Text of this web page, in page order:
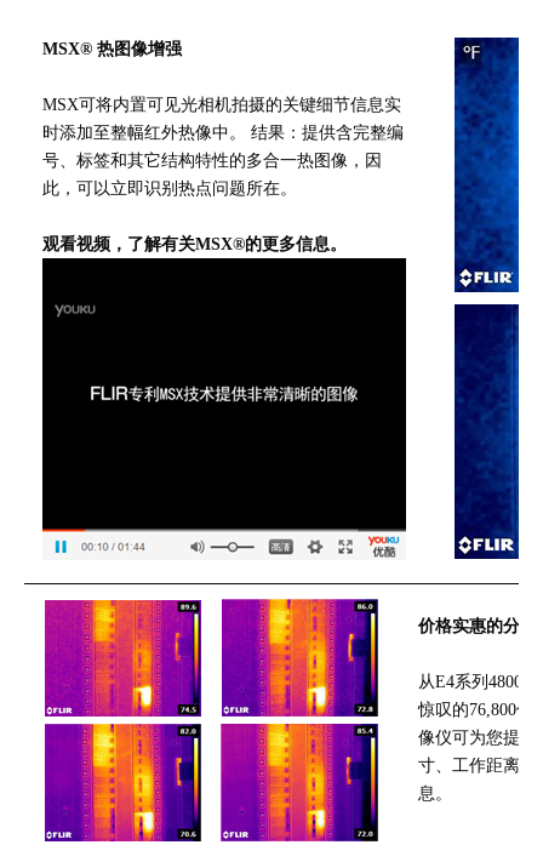
MSX® 热图像增强
MSX可将内置可见光相机拍摄的关键细节信息实
时添加至整幅红外热像中。 结果：提供含完整编
号、标签和其它结构特性的多合一热图像，因
此，可以立即识别热点问题所在。
观看视频，了解有关MSX®的更多信息。
价格实惠的分辨
从E4系列4800
惊叹的76,800像
像仪可为您提供
寸、工作距离，
息。